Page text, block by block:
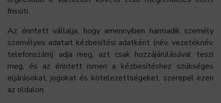
frissíti.
Az érintett vállalja, hogy amennyiben harmadik személy
személyes adatait kézbesítési adatként (név, vezetéknév,
telefonszám) adja meg, azt csak hozzájárulásával teszi
meg, és az érintett ismeri a kézbesítéshez szükséges
eljárásokat, jogokat és kötelezettségeket. szerepel ezen
az oldalon.